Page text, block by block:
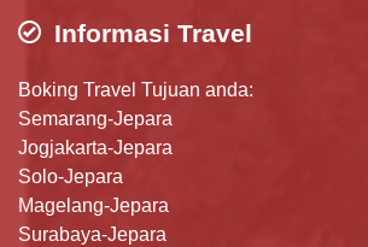
Informasi Travel
Boking Travel Tujuan anda:
Semarang-Jepara
Jogjakarta-Jepara
Solo-Jepara
Magelang-Jepara
Surabaya-Jepara